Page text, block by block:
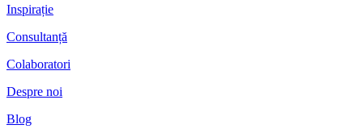
Inspirație
Consultanță
Colaboratori
Despre noi
Blog